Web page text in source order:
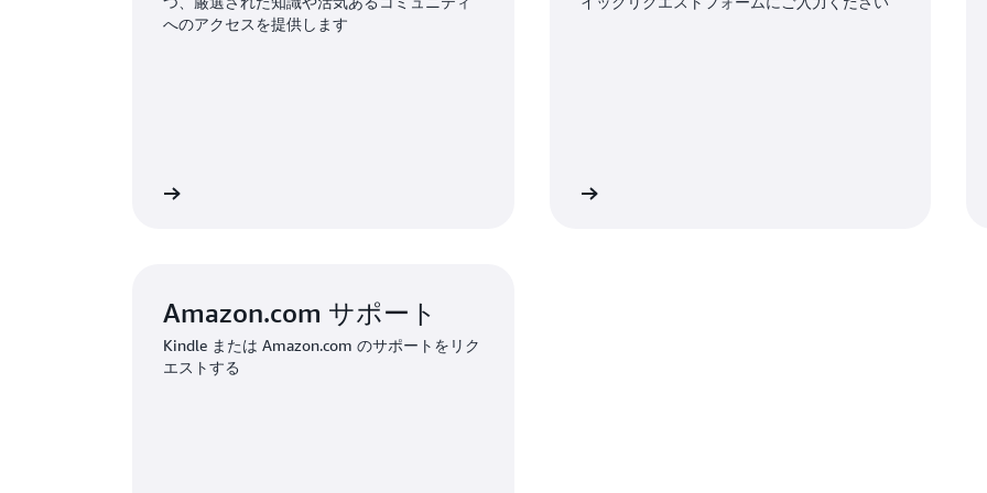
へのアクセスを提供します
Amazon.com サポート
Kindle または Amazon.com のサポートをリク
エストする